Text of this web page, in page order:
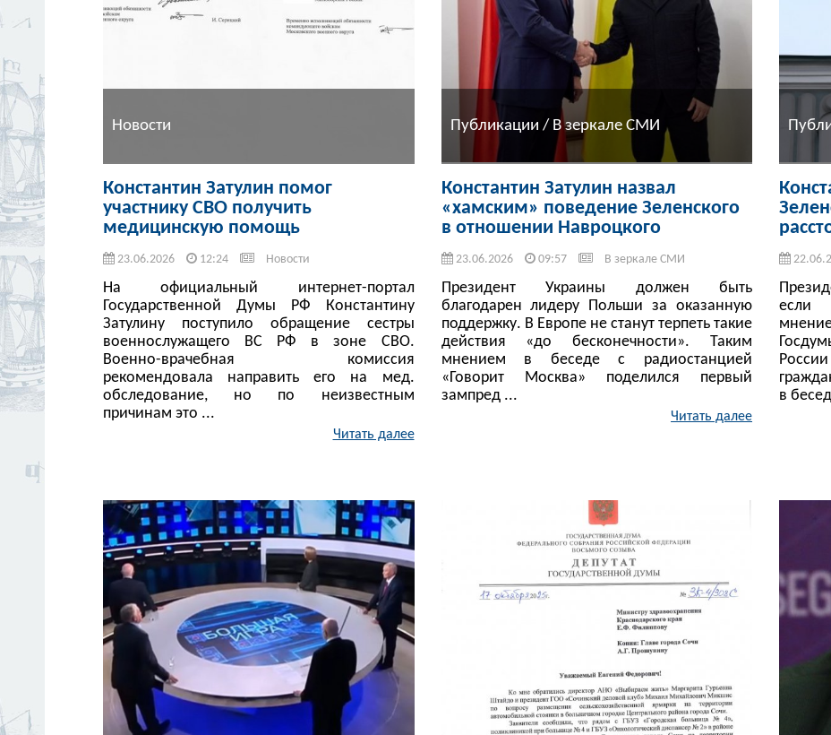
Новости
Константин Затулин помог
участнику СВО получить
медицинскую помощь
23.06.2026 12:24 Новости
На официальный интернет-портал
Государственной Думы РФ Константину
Затулину поступило обращение сестры
военнослужащего ВС РФ в зоне СВО.
Военно-врачебная комиссия
рекомендовала направить его на мед.
обследование, но по неизвестным
причинам это ...
Читать далее
Публикации / В зеркале СМИ
Константин Затулин назвал
«хамским» поведение Зеленского
в отношении Навроцкого
23.06.2026 09:57 В зеркале СМИ
Президент Украины должен быть
благодарен лидеру Польши за оказанную
поддержку. В Европе не станут терпеть такие
действия «до бесконечности». Таким
мнением в беседе с радиостанцией
«Говорит Москва» поделился первый
зампред ...
Читать далее
если
в